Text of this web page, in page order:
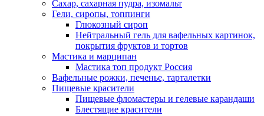
Сахар, сахарная пудра, изомальт
Гели, сиропы, топпинги
Глюкозный сироп
Нейтральный гель для вафельных картинок,
покрытия фруктов и тортов
Мастика и марципан
Мастика топ продукт Россия
Вафельные рожки, печенье, тарталетки
Пищевые красители
Пищевые фломастеры и гелевые карандаши
Блестящие красители